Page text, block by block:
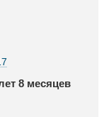
8 месяцев